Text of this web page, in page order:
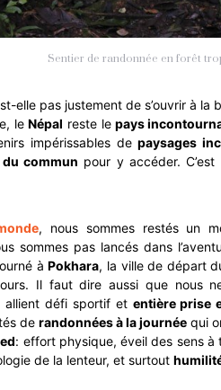
Sentier de randonnée en forêt
elle pas justement de s’ouvrir à
leNépal reste lepays
impérissables depaysages
commun pour y accéder. C’est
, nous sommes restés un
sommes pas lancés dans
àPokhara, la ville de départ
Il faut dire aussi que nous
défi sportif et entière prise
de randonnées à la journée qui
: effort physique, éveil des sens à
de la lenteur, et surtout